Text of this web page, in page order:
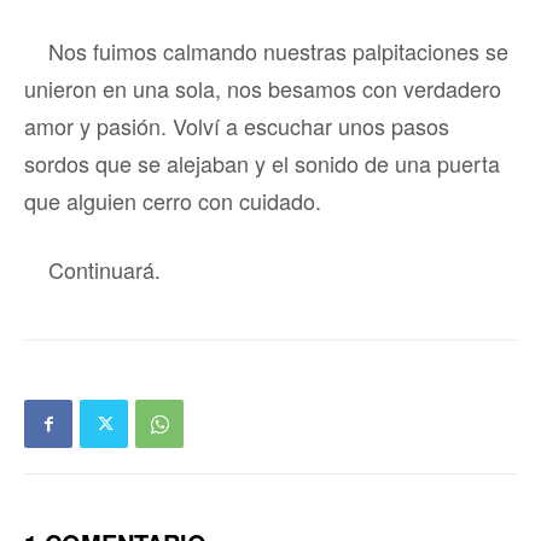
Nos fuimos calmando nuestras palpitaciones se
unieron en una sola, nos besamos con verdadero
amor y pasión. Volví a escuchar unos pasos
sordos que se alejaban y el sonido de una puerta
que alguien cerro con cuidado.
Continuará.